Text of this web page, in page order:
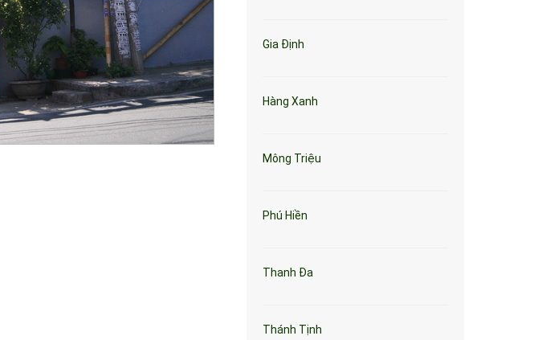
Gia Định
Hàng Xanh
Mông Triệu
Phú Hiền
Thanh Đa
Thánh Tịnh